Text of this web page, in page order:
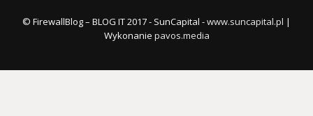
© FirewallBlog – BLOG IT 2017 - SunCapital -www.suncapital.pl |
Wykonanie pavos.media